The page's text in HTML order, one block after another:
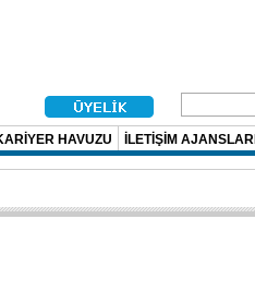
HAVUZU İLETİŞİM AJANSLARI